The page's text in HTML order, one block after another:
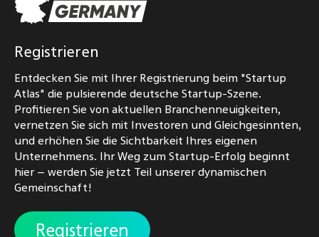
Registrieren
Entdecken Sie mit Ihrer Registrierung beim "Startup
Atlas" die pulsierende deutsche Startup-Szene.
Profitieren Sie von aktuellen Branchenneuigkeiten,
vernetzen Sie sich mit Investoren und Gleichgesinnten,
und erhöhen Sie die Sichtbarkeit Ihres eigenen
Unternehmens. Ihr Weg zum Startup-Erfolg beginnt
hier – werden Sie jetzt Teil unserer dynamischen
Gemeinschaft!
Registrieren